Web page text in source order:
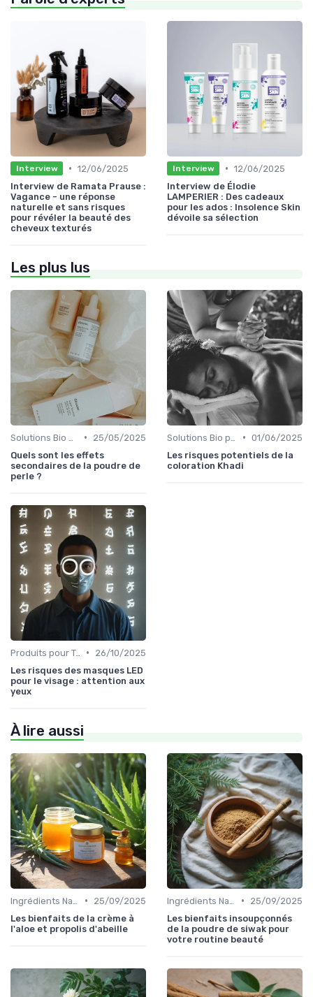
Interview • 12/06/2025
Interview de Ramata Prause :
Vagance - une réponse
naturelle et sans risques
pour révéler la beauté des
cheveux texturés
Interview • 12/06/2025
Interview de Élodie
LAMPERIER : Des cadeaux
pour les ados : Insolence Skin
dévoile sa sélection
Les plus lus
•
25/05/2025
Quels sont les effets
secondaires de la poudre de
perle ?
• 01/06/2025
Les risques potentiels de la
coloration Khadi
Produits pour Types de Peau •
26/10/2025
Les risques des masques LED
pour le visage : attention aux
yeux
À lire aussi
•
25/09/2025
Les bienfaits de la crème à
l'aloe et propolis d'abeille
•
25/09/2025
Les bienfaits insoupçonnés
de la poudre de siwak pour
votre routine beauté